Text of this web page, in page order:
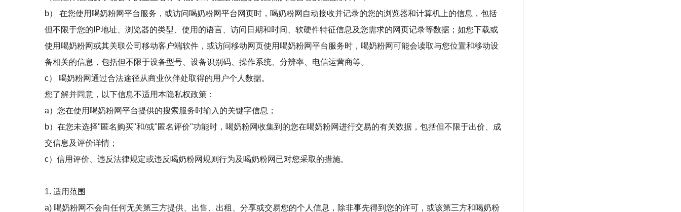
b） 在您使用喝奶粉网平台服务，或访问喝奶粉网平台网页时，喝奶粉网自动接收并记录的您的浏览器和计算机上的信息，包括
但不限于您的IP地址、浏览器的类型、使用的语言、访问日期和时间、软硬件特征信息及您需求的网页记录等数据；如您下载或
使用喝奶粉网或其关联公司移动客户端软件，或访问移动网页使用喝奶粉网平台服务时，喝奶粉网可能会读取与您位置和移动设
备相关的信息，包括但不限于设备型号、设备识别码、操作系统、分辨率、电信运营商等。
c） 喝奶粉网通过合法途径从商业伙伴处取得的用户个人数据。
您了解并同意，以下信息不适用本隐私权政策：
a）您在使用喝奶粉网平台提供的搜索服务时输入的关键字信息；
b）在您未选择"匿名购买"和/或"匿名评价"功能时，喝奶粉网收集到的您在喝奶粉网进行交易的有关数据，包括但不限于出价、成
交信息及评价详情；
c）信用评价、违反法律规定或违反喝奶粉网规则行为及喝奶粉网已对您采取的措施。
1. 适用范围
a) 喝奶粉网不会向任何无关第三方提供、出售、出租、分享或交易您的个人信息，除非事先得到您的许可，或该第三方和喝奶粉